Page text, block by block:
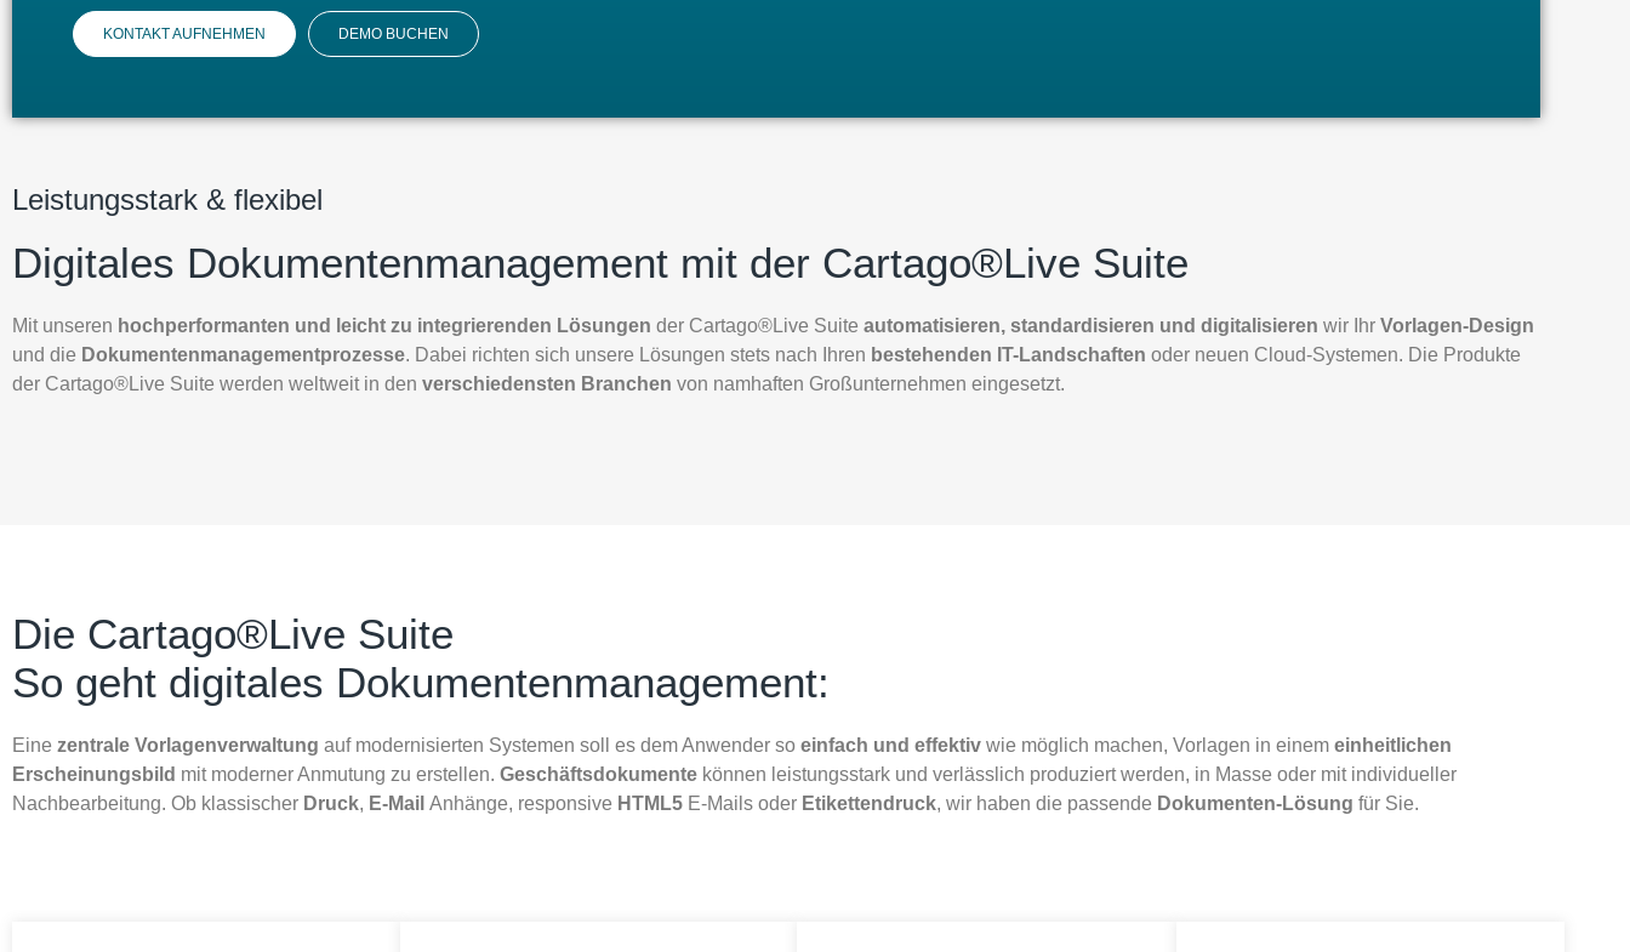
KONTAKT AUFNEHMEN DEMO BUCHEN
Leistungsstark & flexibel
Digitales Dokumentenmanagement mit der Cartago®Live Suite
Mit unseren hochperformanten und leicht zu integrierenden Lösungen der Cartago®Live Suite automatisieren, standardisieren und digitalisieren wir Ihr Vorlagen-Design
und die Dokumentenmanagementprozesse. Dabei richten sich unsere Lösungen stets nach Ihren bestehenden IT-Landschaften oder neuen Cloud-Systemen. Die Produkte
der Cartago®Live Suite werden weltweit in den verschiedensten Branchen von namhaften Großunternehmen eingesetzt.
Die Cartago®Live Suite
So geht digitales Dokumentenmanagement:
Eine zentrale Vorlagenverwaltung auf modernisierten Systemen soll es dem Anwender so einfach und effektiv wie möglich machen, Vorlagen in einem einheitlichen
Erscheinungsbild mit moderner Anmutung zu erstellen. Geschäftsdokumente können leistungsstark und verlässlich produziert werden, in Masse oder mit individueller
Nachbearbeitung. Ob klassischer Druck, E-Mail Anhänge, responsive HTML5 E-Mails oder Etikettendruck, wir haben die passende Dokumenten-Lösung für Sie.